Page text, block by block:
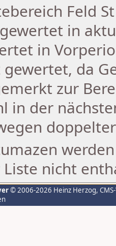
Feld
in
in
da
zur
in der
nicht
© 2006-2026 Heinz Herzog,